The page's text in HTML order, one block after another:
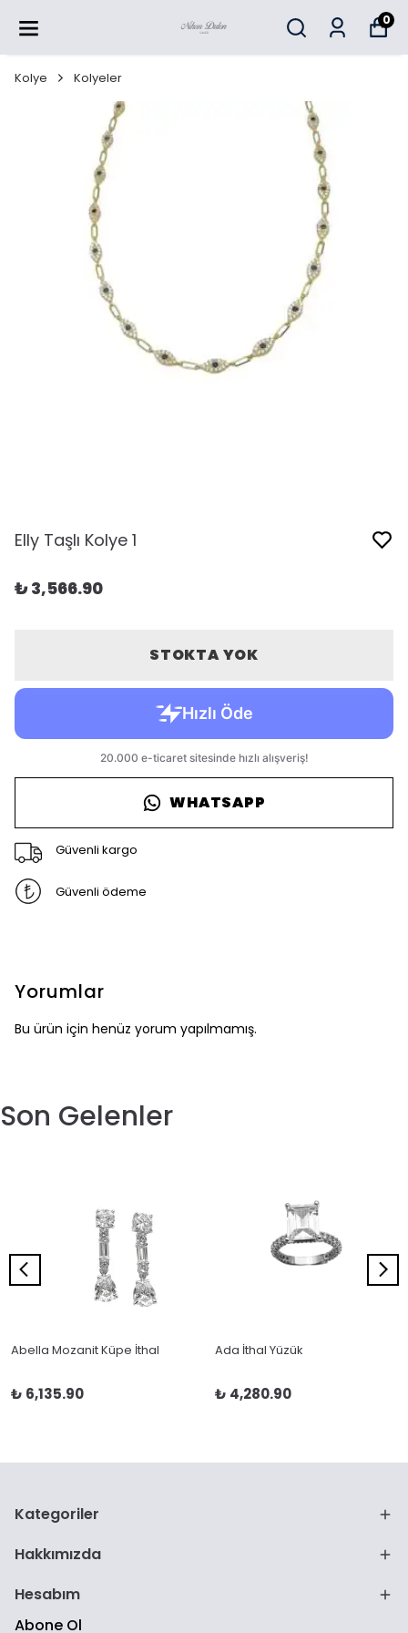
0
Kolye Kolyeler
Elly Taşlı Kolye 1
₺ 3,566.90
STOKTA YOK
WHATSAPP
Güvenli kargo
Güvenli ödeme
Yorumlar
Bu ürün için henüz yorum yapılmamış.
Son Gelenler
Abella Mozanit Küpe İthal
₺ 6,135.90
Ada İthal Yüzük
₺ 4,280.90
Kategoriler
Hakkımızda
Hesabım
Abone Ol